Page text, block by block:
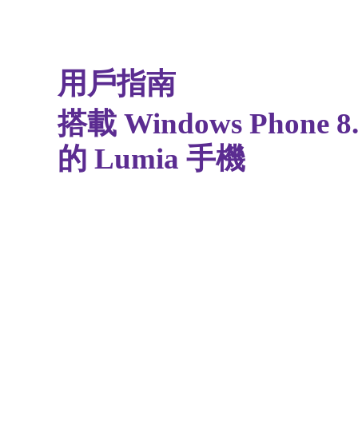
用戶指南
搭載 Windows Phone
的 Lumia 手機